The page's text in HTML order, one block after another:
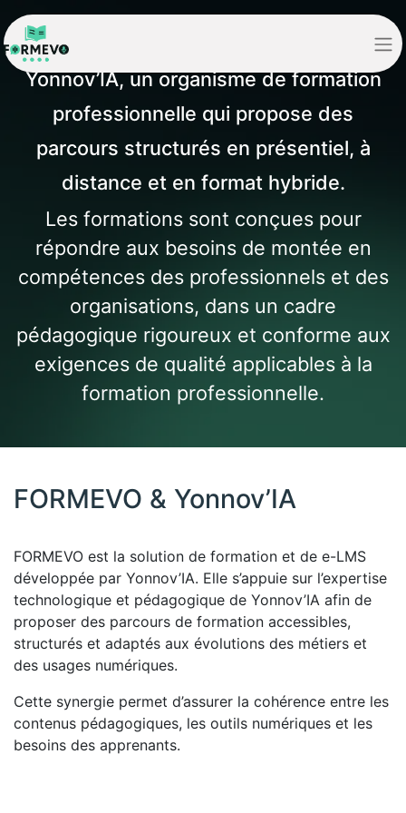
FORMEVO
Yonnov’IA, un organisme de formation
professionnelle qui propose des
parcours structurés en présentiel, à
distance et en format hybride.
Les formations sont conçues pour
répondre aux besoins de montée en
compétences des professionnels et des
organisations, dans un cadre
pédagogique rigoureux et conforme aux
exigences de qualité applicables à la
formation professionnelle.
FORMEVO & Yonnov’IA
FORMEVO est la solution de formation et de e-LMS
développée par Yonnov’IA. Elle s’appuie sur l’expertise
technologique et pédagogique de Yonnov’IA afin de
proposer des parcours de formation accessibles,
structurés et adaptés aux évolutions des métiers et
des usages numériques.
Cette synergie permet d’assurer la cohérence entre les
contenus pédagogiques, les outils numériques et les
besoins des apprenants.